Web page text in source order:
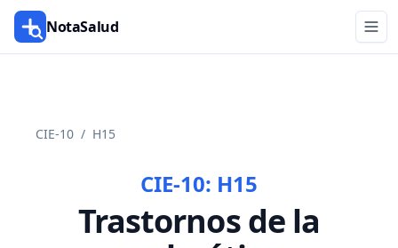
NotaSalud
CIE-10 / H15
CIE-10: H15
Trastornos de la